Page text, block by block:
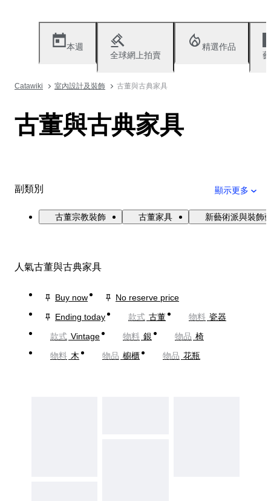
本週
全球網上拍賣
精選作品
Catawiki 室內設計及裝飾 古董與古典家具
古董與古典家具
副類別 顯示更多
古董宗教裝飾 古董家具 新藝術派與裝飾
人氣古董與古典家具
Buy now
No reserve price
Ending today
款式 古董 物料 瓷器
款式 Vintage 物料 銀 物品 椅
物料 木 物品 櫥櫃 物品 花瓶